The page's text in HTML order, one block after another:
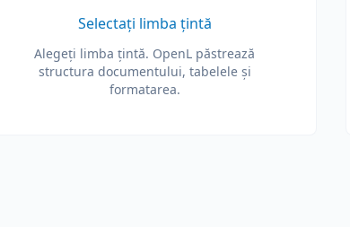
Selectați limba țintă
Alegeți limba țintă. OpenL păstrează
structura documentului, tabelele și
formatarea.